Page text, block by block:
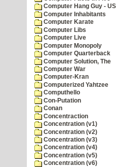
Computer Hang Guy -
Computer Inhabitants
Computer Karate
Computer Libs
Computer Live
Computer Monopoly
Computer Quarterback
Computer Solution, The
Computer War
Computer-Kran
Computerized Yahtzee
Computhello
Con-Putation
Conan
Concentraction
Concentration (v1)
Concentration (v2)
Concentration (v3)
Concentration (v4)
Concentration (v5)
Concentration (v6)